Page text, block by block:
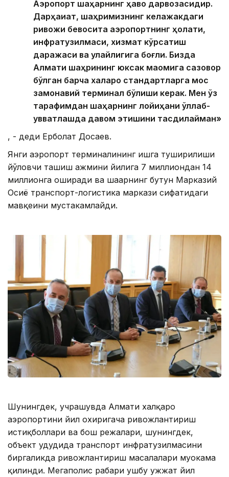
Аэропорт шаҳарнинг ҳаво дарвозасидир.
Дарҳақиқат, шаҳримизнинг келажакдаги
ривожи бевосита аэропортнинг ҳолати,
инфратузилмаси, хизмат кўрсатиш
даражаси ва қулайлигига боғлиқ. Бизда
Алмати шаҳрининг юксак мақомига сазовор
бўлган барча халқаро стандартларга мос
замонавий терминал бўлиши керак. Мен ўз
тарафимдан шаҳарнинг лойиҳани қўллаб-
қувватлашда давом этишини тасдиқлайман»
, - деди Ерболат Досаев.
Янги аэропорт терминалининг ишга туширилиши
йўловчи ташиш ҳажмини йилига 7 миллиондан 14
миллионга оширади ва шаҳарнинг бутун Марказий
Осиё транспорт-логистика маркази сифатидаги
мавқеини мустаҳкамлайди.
Шунингдек, учрашувда Алмати халқаро
аэропортини йил охиригача ривожлантириш
истиқболлари ва бош режалари, шунингдек,
объект ҳудудида транспорт инфратузилмасини
биргаликда ривожлантириш масалалари муҳокама
қилинди. Мегаполис раҳбари ушбу ҳужжат йил